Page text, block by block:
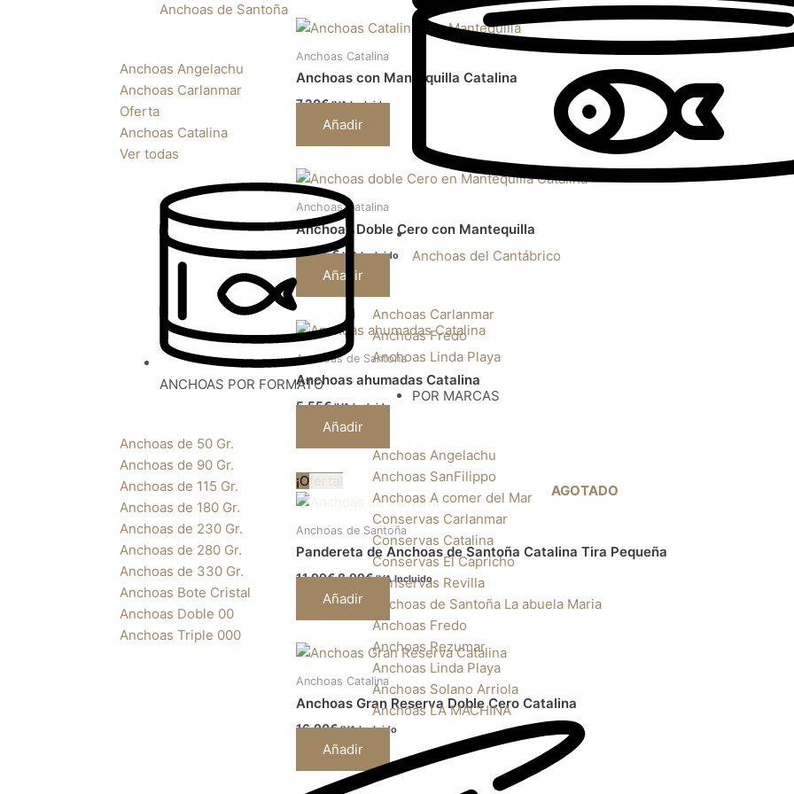
Anchoas de Santoña
Anchoas Angelachu
Anchoas Carlanmar
Oferta
Anchoas Catalina
Ver todas
ANCHOAS POR FORMATO
Anchoas de 50 Gr.
Anchoas de 90 Gr.
Anchoas de 115 Gr.
Anchoas de 180 Gr.
Anchoas de 230 Gr.
Anchoas de 280 Gr.
Anchoas de 330 Gr.
Anchoas Bote Cristal
Anchoas Doble 00
Anchoas Triple 000
Anchoas del Cantábrico
Anchoas Carlanmar
Anchoas Fredo
Anchoas Linda Playa
POR MARCAS
Anchoas Angelachu
Anchoas SanFilippo
Anchoas A comer del Mar
Conservas Carlanmar
Conservas Catalina
Conservas El Capricho
Conservas Revilla
Anchoas de Santoña La abuela Maria
Anchoas Fredo
Anchoas Rezumar
Anchoas Linda Playa
Anchoas Solano Arriola
Anchoas LA MACHINA
Anchoas Catalina
Anchoas con Mantequilla Catalina
7,20€ IVA Incluido
Añadir
Anchoas Catalina
Anchoas Doble Cero con Mantequilla
20,95€ IVA Incluido
Añadir
Anchoas de Santoña
Anchoas ahumadas Catalina
5,55€ IVA Incluido
Añadir
¡Oferta!
AGOTADO
Anchoas de Santoña
Pandereta de Anchoas de Santoña Catalina Tira Pequeña
11,99€
El
original
11,99€.
8,99€
El
precio
actual
es:
8,99€.
IVA Incluido
Añadir
Anchoas Catalina
Anchoas Gran Reserva Doble Cero Catalina
16,90€ IVA Incluido
Añadir